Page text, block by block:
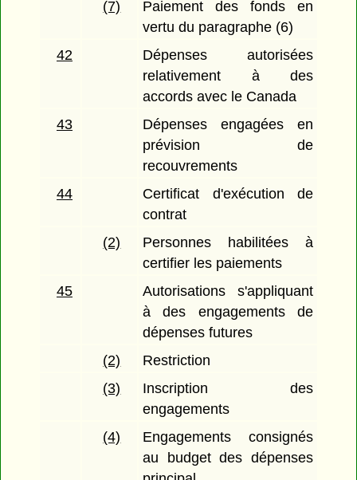
(7)
Paiement des fonds en
vertu du paragraphe (6)
42
Dépenses autorisées
relativement à des
accords avec le Canada
43
Dépenses engagées en
prévision de
recouvrements
44
Certificat d'exécution de
contrat
(2)
Personnes habilitées à
certifier les paiements
45
Autorisations s'appliquant
à des engagements de
dépenses futures
(2)
Restriction
(3)
Inscription des
engagements
(4)
Engagements consignés
au budget des dépenses